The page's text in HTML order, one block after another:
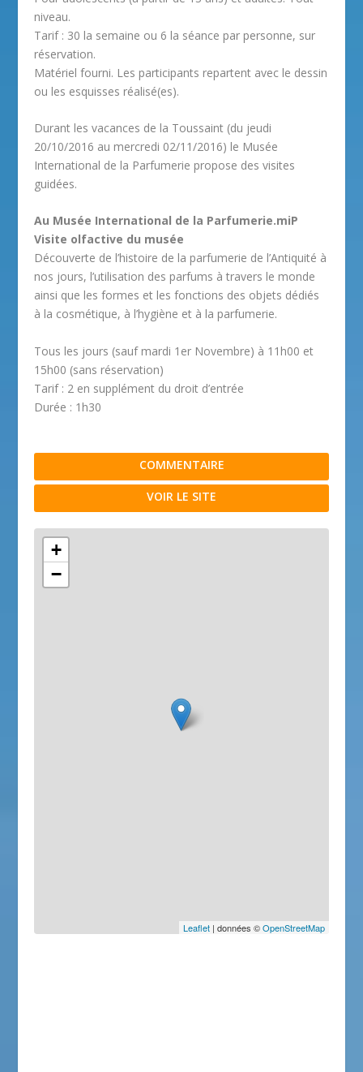
niveau.
Tarif : 30 la semaine ou 6 la séance par personne, sur
réservation.
Matériel fourni. Les participants repartent avec le dessin
ou les esquisses réalisé(es).
Durant les vacances de la Toussaint (du jeudi
20/10/2016 au mercredi 02/11/2016) le Musée
International de la Parfumerie propose des visites
guidées.
Au Musée International de la Parfumerie.miP
Visite olfactive du musée
Découverte de l’histoire de la parfumerie de l’Antiquité à
nos jours, l’utilisation des parfums à travers le monde
ainsi que les formes et les fonctions des objets dédiés
à la cosmétique, à l’hygiène et à la parfumerie.
Tous les jours (sauf mardi 1er Novembre) à 11h00 et
15h00 (sans réservation)
Tarif : 2 en supplément du droit d’entrée
Durée : 1h30
COMMENTAIRE
VOIR LE SITE
+
−
Leaflet| données ©OpenStreetMap